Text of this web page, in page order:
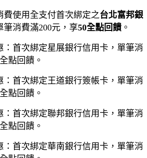
費使用全支付首次綁定之台北富邦銀
筆消費滿200元，享50全點回饋 。
：首次綁定星展銀行信用卡，單筆消
點回饋。
：首次綁定王道銀行簽帳卡，單筆消
點回饋。
：首次綁定聯邦銀行信用卡，單筆消
點回饋。
：首次綁定華南銀行信用卡，單筆消